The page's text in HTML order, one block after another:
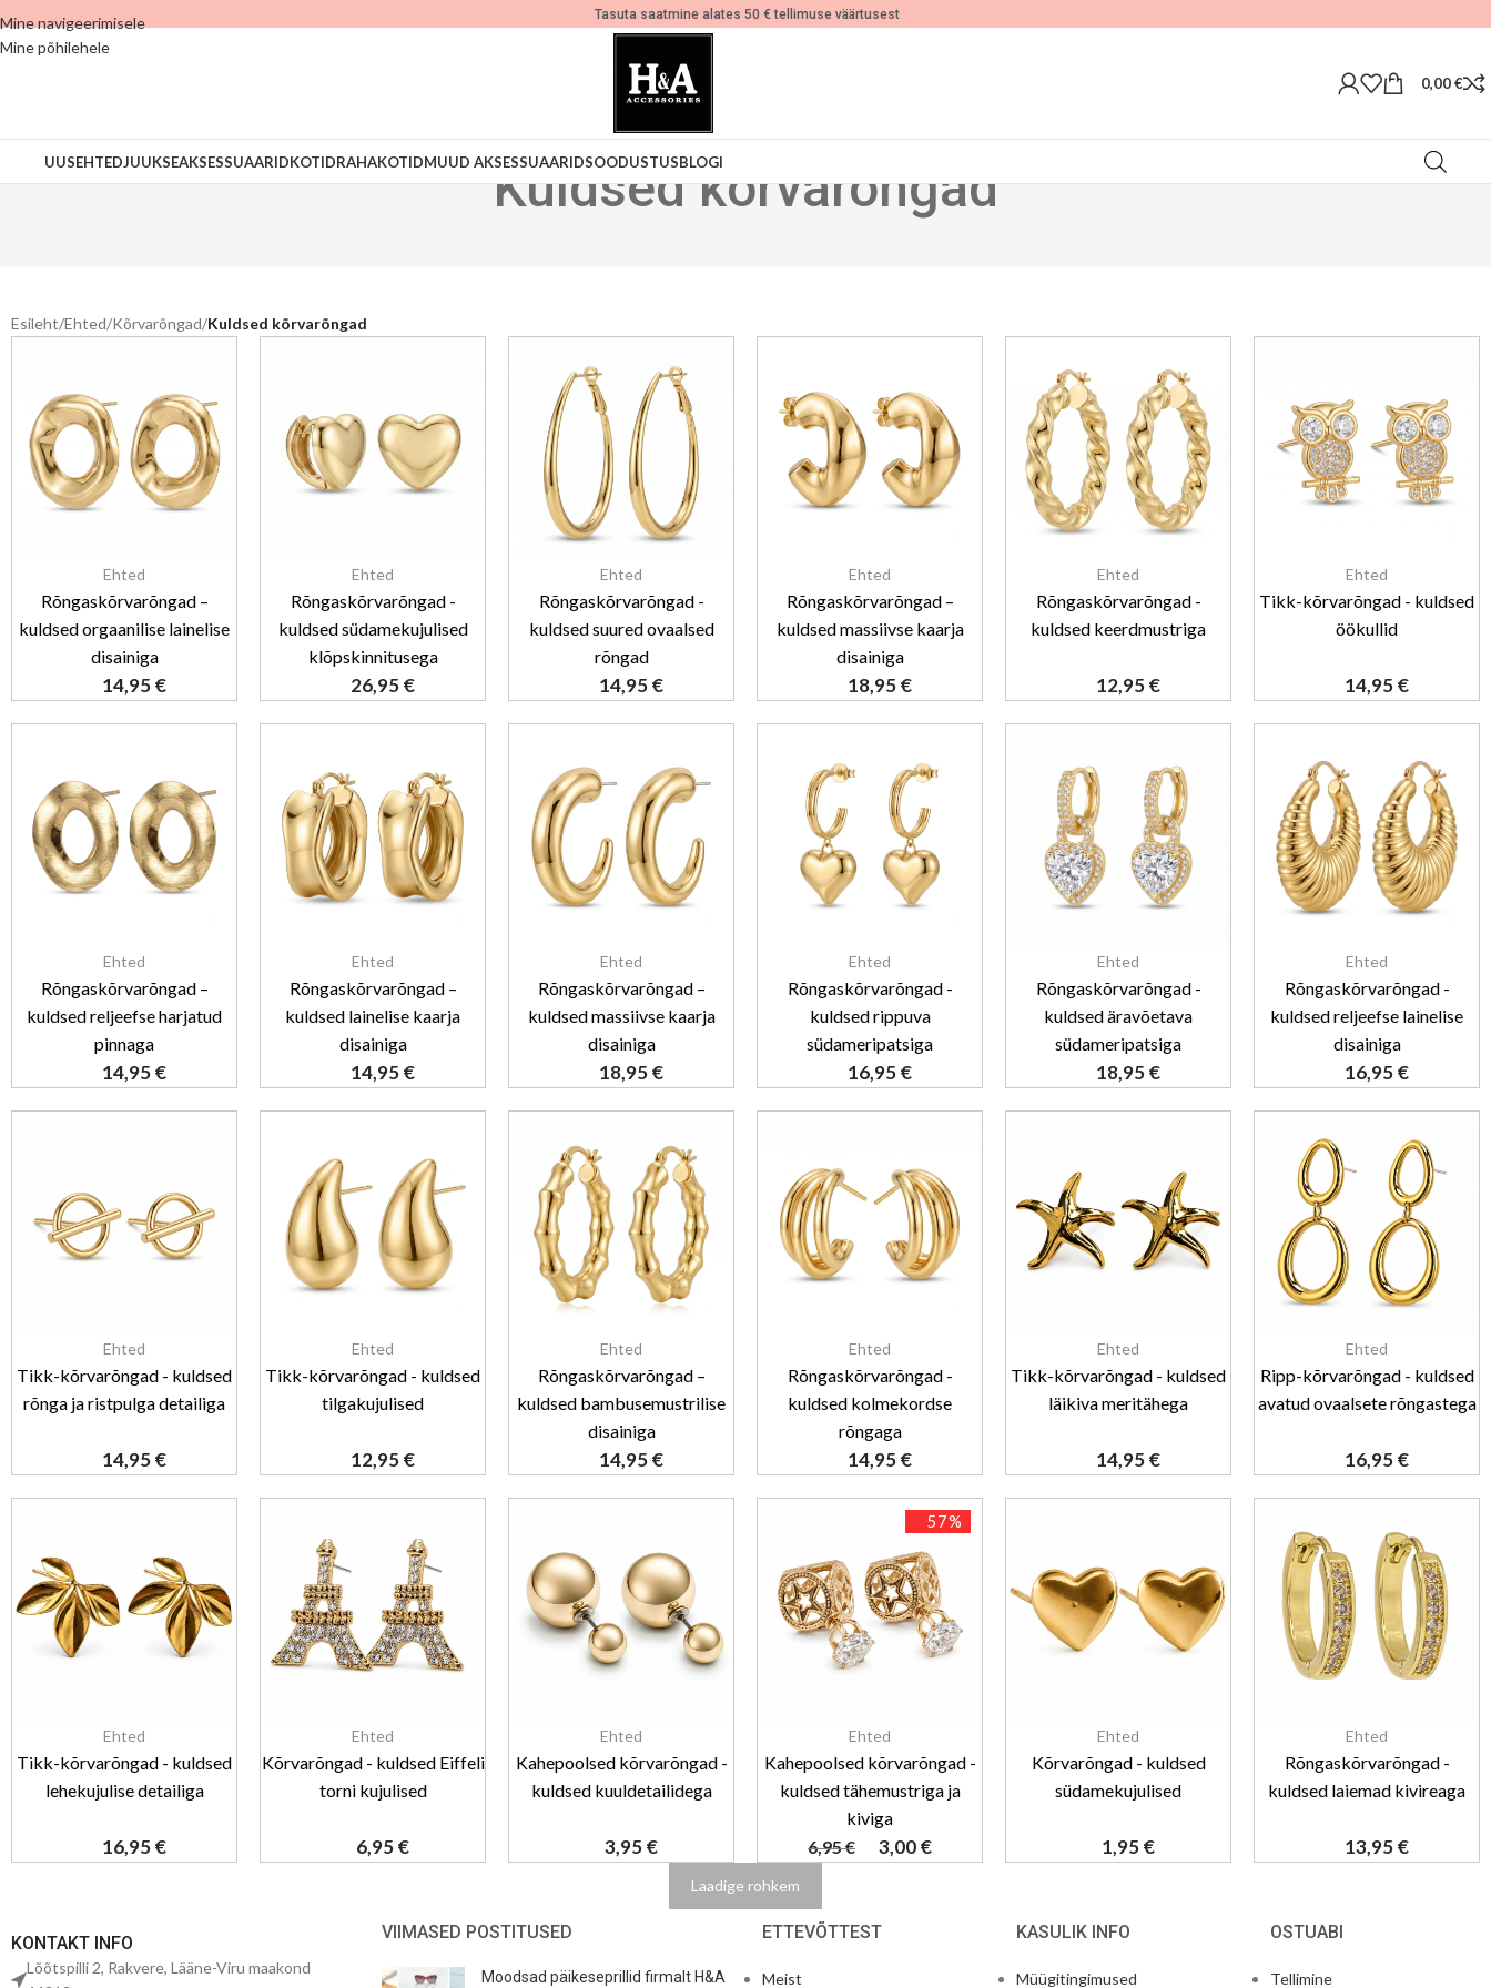
Mine navigeerimisele
Mine põhilehele
Tasuta saatmine alates 50 € tellimuse väärtusest
0,00€
UUSEHTEDJUUKSEAKSESSUAARIDKOTIDRAHAKOTIDMUUD AKSESSUAARIDSOODUSTUSBLOGI
Kuldsed kõrvarõngad
Esileht/Ehted/Kõrvarõngad/Kuldsed kõrvarõngad
Ehted
Rõngaskõrvarõngad –
kuldsed orgaanilise lainelise
disainiga
14,95€
Ehted
Rõngaskõrvarõngad -
kuldsed südamekujulised
klõpskinnitusega
26,95€
Ehted
Rõngaskõrvarõngad -
kuldsed suured ovaalsed
rõngad
14,95€
Ehted
Rõngaskõrvarõngad –
kuldsed massiivse kaarja
disainiga
18,95€
Ehted
Rõngaskõrvarõngad -
kuldsed keerdmustriga
12,95€
Ehted
Tikk-kõrvarõngad - kuldsed
öökullid
14,95€
Ehted
Rõngaskõrvarõngad –
kuldsed reljeefse harjatud
pinnaga
14,95€
Ehted
Rõngaskõrvarõngad –
kuldsed lainelise kaarja
disainiga
14,95€
Ehted
Rõngaskõrvarõngad –
kuldsed massiivse kaarja
disainiga
18,95€
Ehted
Rõngaskõrvarõngad -
kuldsed rippuva
südameripatsiga
16,95€
Ehted
Rõngaskõrvarõngad -
kuldsed äravõetava
südameripatsiga
18,95€
Ehted
Rõngaskõrvarõngad -
kuldsed reljeefse lainelise
disainiga
16,95€
Ehted
Tikk-kõrvarõngad - kuldsed
rõnga ja ristpulga detailiga
14,95€
Ehted
Tikk-kõrvarõngad - kuldsed
tilgakujulised
12,95€
Ehted
Rõngaskõrvarõngad –
kuldsed bambusemustrilise
disainiga
14,95€
Ehted
Rõngaskõrvarõngad -
kuldsed kolmekordse
rõngaga
14,95€
Ehted
Tikk-kõrvarõngad - kuldsed
läikiva meritähega
14,95€
Ehted
Ripp-kõrvarõngad - kuldsed
avatud ovaalsete rõngastega
16,95€
Ehted
Tikk-kõrvarõngad - kuldsed
lehekujulise detailiga
16,95€
Ehted
Kõrvarõngad - kuldsed Eiffeli
torni kujulised
6,95€
Ehted
Kahepoolsed kõrvarõngad -
kuldsed kuuldetailidega
3,95€
57%
Ehted
Kahepoolsed kõrvarõngad -
kuldsed tähemustriga ja
kiviga
6,95€ 3,00€
Ehted
Kõrvarõngad - kuldsed
südamekujulised
1,95€
Ehted
Rõngaskõrvarõngad -
kuldsed laiemad kivireaga
13,95€
Laadige rohkem
KONTAKT INFO
Lõõtspilli 2, Rakvere, Lääne-Viru maakond
VIIMASED POSTITUSED
Moodsad päikeseprillid firmalt H&A
ETTEVÕTTEST
Meist
KASULIK INFO
Müügitingimused
OSTUABI
Tellimine